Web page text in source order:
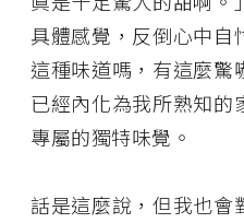
具體感覺，反倒心中自
這種味道嗎，有這麼驚
已經內化為我所熟知的
專屬的獨特味覺。
話是這麼說，但我也會